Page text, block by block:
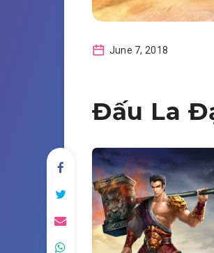
June 7, 2018
Đấu La